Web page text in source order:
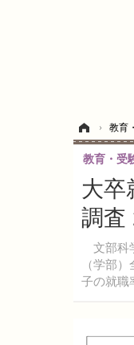
› 教育
大卒
調査
文部科
（学部
子の就職
教育・受